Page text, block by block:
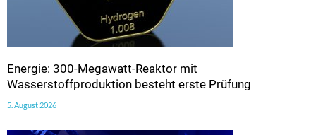
Energie: 300-Megawatt-Reaktor mit
Wasserstoffproduktion besteht erste Prüfung
5. August 2026